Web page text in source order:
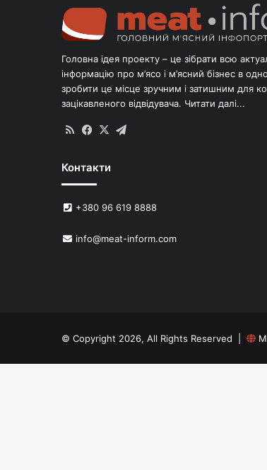
Головна ідея проекту – це зібрати всю
інформацію про м’ясо і м’ясний бізнес в
зробити це місце зручним і затишним для
зацікавленого відвідувача. Читати далі...
RSS Facebook
X
Контакти
+380 96 619 8888
info@meat-inform.com
© Copyright 2026, All Rights Reserved |